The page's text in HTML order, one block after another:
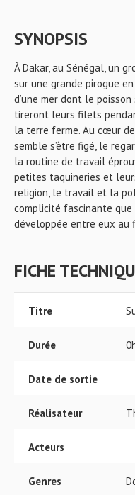
SYNOPSIS
À Dakar, au Sénégal, un
sur une grande pirogue
d’une mer dont le
tireront leurs filets
la terre ferme. Au cœur
semble s’être figé, le
la routine de travail
petites taquineries et
religion, le travail et la
complicité fascinante
développée entre eux au
FICHE
Titre
Durée
Date de sortie
Réalisateur
Acteurs
Genres